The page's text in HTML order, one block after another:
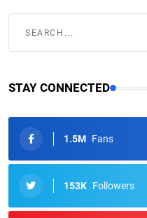
STAY CONNECTED
1.5M Fans
153K Followers